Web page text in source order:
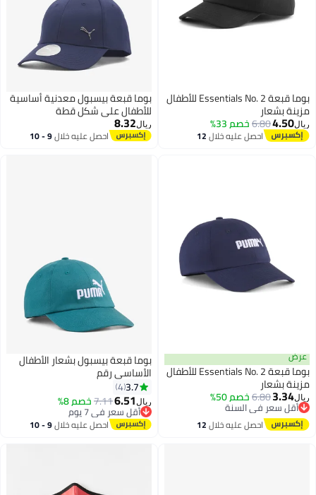
بوما قبعة Essentials No. 2 للأطفال
مزينة بشعار
ريال4.50
6.80خصم 33%
احصل عليه خلال12
5
بوما قبعة بيسبول معدنية أساسية
للأطفال على شكل قطة
ريال8.32
احصل عليه خلال 9 - 10
عرض
بوما قبعة Essentials No. 2 للأطفال
مزينة بشعار
ريال3.34
6.80خصم 50%
أقل سعر في السنة
أقل سعر في السنة
احصل عليه خلال12
بوما قبعة بيسبول بشعار الأطفال
الأساسي رقم
3.7
4
ريال6.51
7.11خصم 8%
أقل سعر في 7 يوم
أقل سعر في 7 يوماحصل عليه خلال 9 - 10